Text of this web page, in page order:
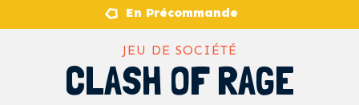
En Précommande
JEU DE SOCIÉTÉ
CLASH OF RAGE